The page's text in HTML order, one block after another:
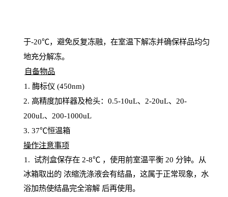
于-20℃，避免反复冻融，在室温下解冻并确保样品均匀
地充分解冻。
自备物品
1 . 酶标仪 (450nm)
2. 高精度加样器及枪头： 0.5-10uL、 2-20uL、 20-
200uL、 200-1000uL
3. 37℃恒温箱
操作注意事项
1. 试剂盒保存在 2-8℃ ，使用前室温平衡 20 分钟。从
冰箱取出的 浓缩洗涤液会有结晶，这属于正常现象，水
浴加热使结晶完全溶解 后再使用。